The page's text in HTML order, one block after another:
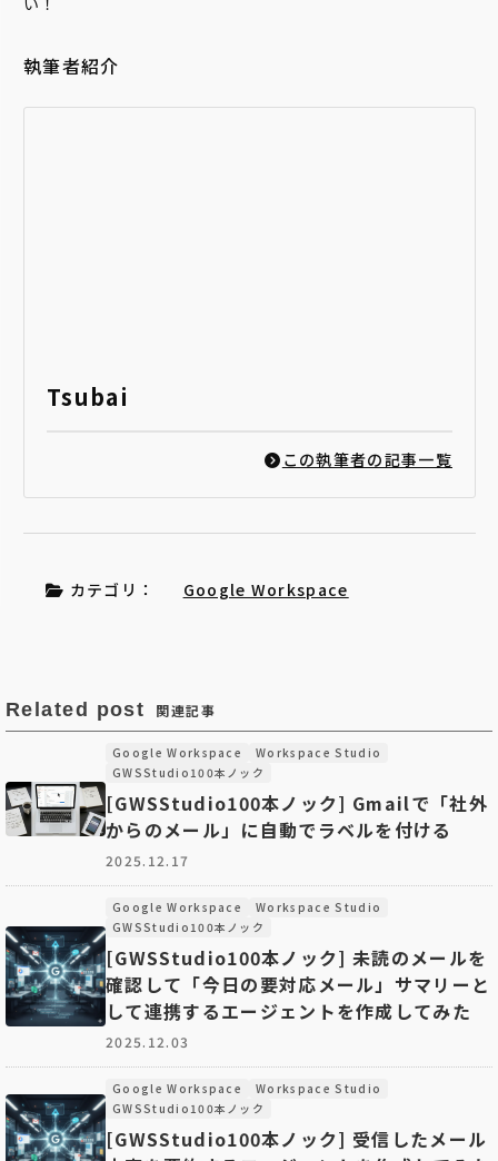
執筆者紹介
Tsubai
この執筆者の記事一覧
カテゴリ： Google Workspace
Related post 関連記事
Google Workspace
Workspace Studio
GWSStudio100本ノック
[GWSStudio100本ノック] Gmailで「社外
からのメール」に自動でラベルを付ける
2025.12.17
Google Workspace
Workspace Studio
GWSStudio100本ノック
[GWSStudio100本ノック] 未読のメールを
確認して「今日の要対応メール」サマリーと
して連携するエージェントを作成してみた
2025.12.03
Google Workspace
Workspace Studio
GWSStudio100本ノック
[GWSStudio100本ノック] 受信したメール